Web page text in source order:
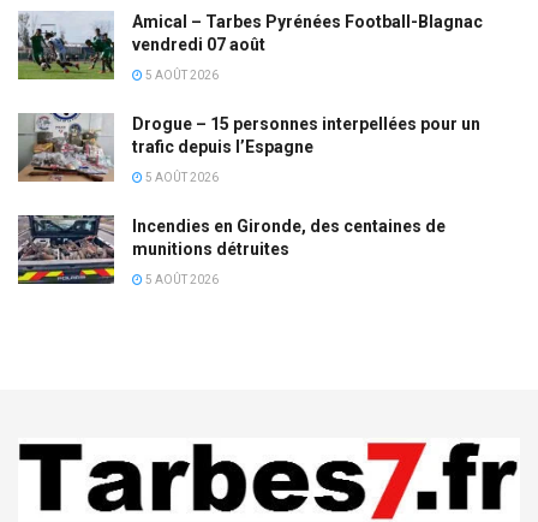
Amical – Tarbes Pyrénées Football-Blagnac
vendredi 07 août
5 AOÛT 2026
Drogue – 15 personnes interpellées pour un
trafic depuis l’Espagne
5 AOÛT 2026
Incendies en Gironde, des centaines de
munitions détruites
5 AOÛT 2026